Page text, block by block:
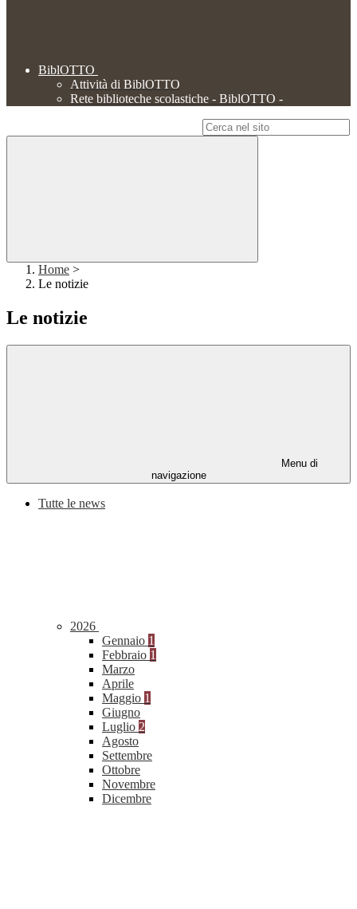
BiblOTTO
Attività di BiblOTTO
Rete biblioteche scolastiche - BiblOTTO -
Home >
Le notizie
Le notizie
Menu di
navigazione
Tutte le news
2026
Gennaio 1
Febbraio 1
Marzo
Aprile
Maggio 1
Giugno
Luglio 2
Agosto
Settembre
Ottobre
Novembre
Dicembre